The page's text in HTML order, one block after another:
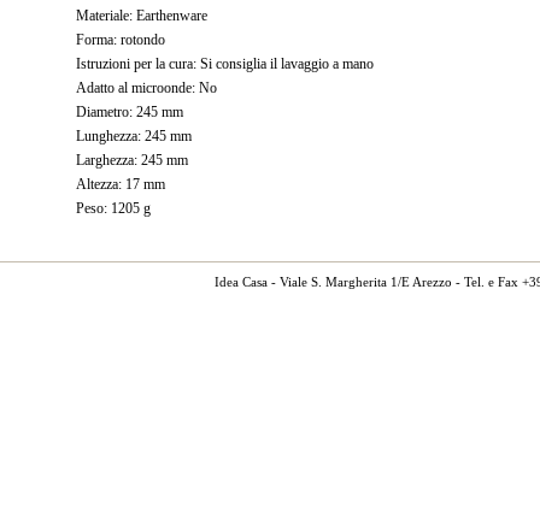
Materiale: Earthenware
Forma: rotondo
Istruzioni per la cura: Si consiglia il lavaggio a mano
Adatto al microonde: No
Diametro: 245 mm
Lunghezza: 245 mm
Larghezza: 245 mm
Altezza: 17 mm
Peso: 1205 g
Idea Casa - Viale S. Margherita 1/E Arezzo - Tel. e Fax